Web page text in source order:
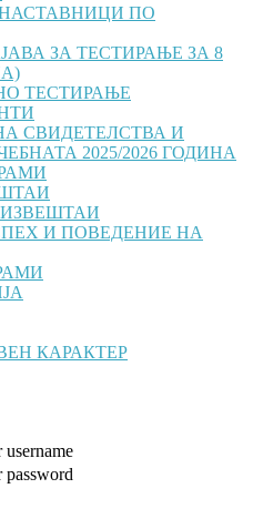
ПО
ЗА ТЕСТИРАЊЕ ЗА 8
ТЕСТИРАЊЕ
СВИДЕТЕЛСТВА И
2025/2026 ГОДИНА
И ПОВЕДЕНИЕ НА
КАРАКТЕР
username
password